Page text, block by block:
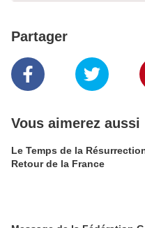
Partager
Vous aimerez aussi
Le Temps de la
Retour de la France